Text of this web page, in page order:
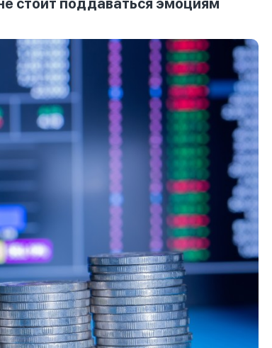
стоит поддаваться эмоциям